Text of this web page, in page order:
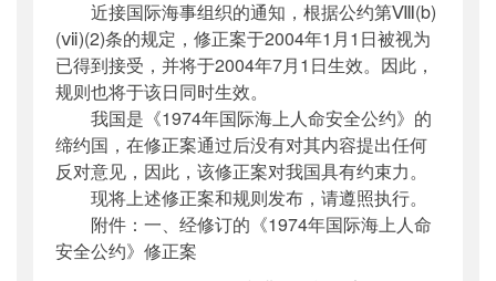
近接国际海事组织的通知，根据公约第Ⅷ(b)
(ⅶ)(2)条的规定，修正案于2004年1月1日被视为
已得到接受，并将于2004年7月1日生效。因此，
规则也将于该日同时生效。
我国是《1974年国际海上人命安全公约》的
缔约国，在修正案通过后没有对其内容提出任何
反对意见，因此，该修正案对我国具有约束力。
现将上述修正案和规则发布，请遵照执行。
附件：一、经修订的《1974年国际海上人命
安全公约》修正案